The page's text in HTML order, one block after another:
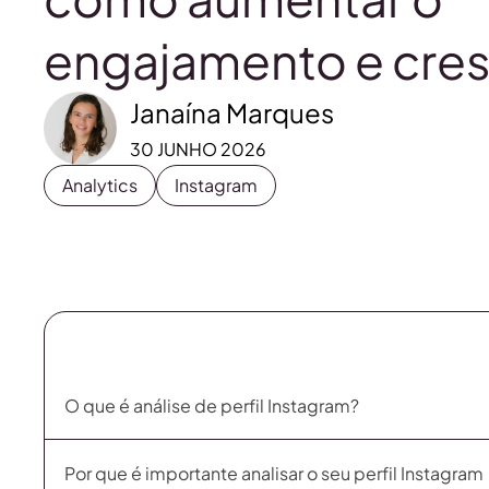
engajamento e
Janaína Marques
30 JUNHO 2026
Analytics
Instagram
O que é análise de perfil Instagram?
Por que é importante analisar o seu perfil Instagram